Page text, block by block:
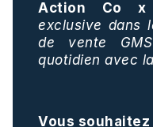
Action Co
exclusive dans
de vente
quotidien avec
Vous